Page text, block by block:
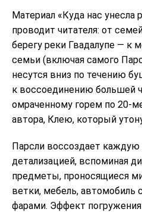
Материал «Куда нас унесла
проводит читателя: от
берегу реки Гвадалупе — к
семьи (включая самого
несутся вниз по течению
к воссоединению большей
омраченному горем по 20-
автора, Клею, который
Парсли воссоздает каждую
детализацией, вспоминая
предметы, проносящиеся
ветки, мебель, автомобиль
фарами. Эффект